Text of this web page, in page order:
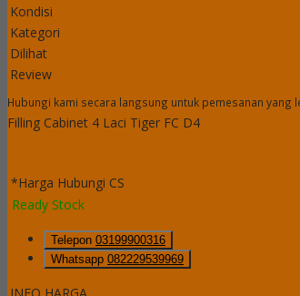
Kondisi
Kategori
Dilihat
Review
Hubungi kami secara langsung untuk pemesanan yang
Filling Cabinet 4 Laci Tiger FC D4
*Harga Hubungi CS
Ready Stock
Telepon 03199900316
Whatsapp 082229539969
INFO HARGA